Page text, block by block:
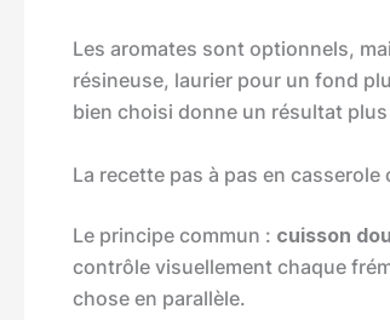
Les aromates sont optionnels,
résineuse, laurier pour un fond
bien choisi donne un résultat
La recette pas à pas en casserole
Le principe commun : cuisson
contrôle visuellement chaque
chose en parallèle.